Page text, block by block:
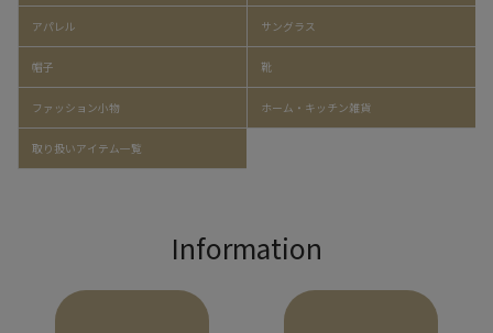
アパレル サングラス
帽子 靴
ファッション小物 ホーム・キッチン雑貨
取り扱いアイテム一覧
Information